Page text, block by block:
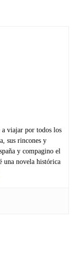
viajar por todos los
sus rincones y
y compagino el
una novela histórica